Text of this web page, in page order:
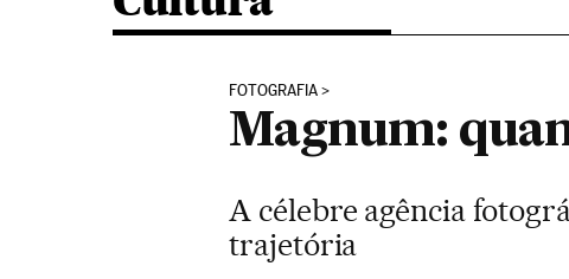
FOTOGRAFIA
Magnum:
A célebre agência
trajetória